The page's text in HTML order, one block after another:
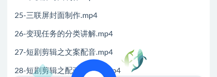
25-三联屏封面制作.mp4
26-变现任务的分类讲解.mp4
27-短剧剪辑之文案配音.mp4
28-短剧剪辑之配画面水印.mp4